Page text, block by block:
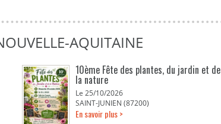
AQUITAINE
10ème Fête des plantes, du jardin et de
la nature
Le 25/10/2026
SAINT-JUNIEN (87200)
En savoir plus >